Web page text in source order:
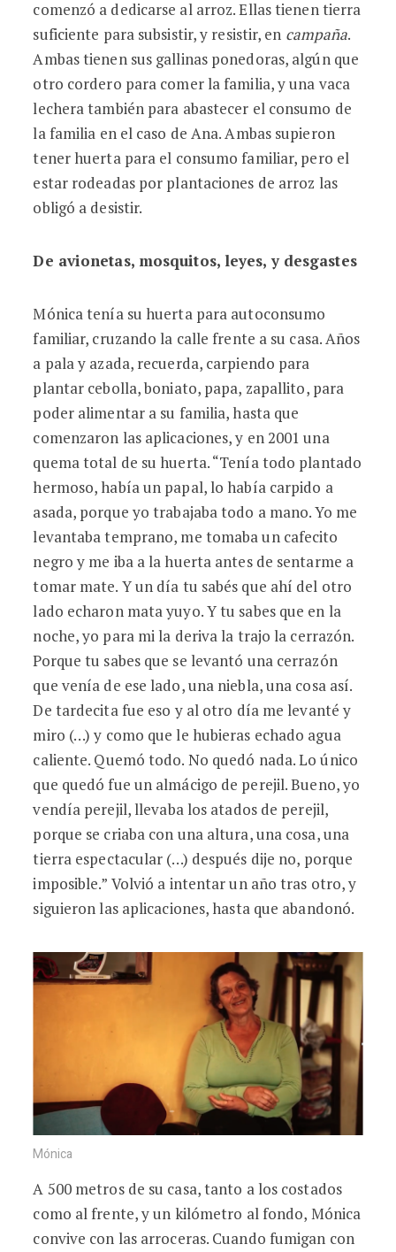
comenzó a dedicarse al arroz. Ellas tienen tierra
suficiente para subsistir, y resistir, en campaña.
Ambas tienen sus gallinas ponedoras, algún que
otro cordero para comer la familia, y una vaca
lechera también para abastecer el consumo de
la familia en el caso de Ana. Ambas supieron
tener huerta para el consumo familiar, pero el
estar rodeadas por plantaciones de arroz las
obligó a desistir.
De avionetas, mosquitos, leyes, y desgastes
Mónica tenía su huerta para autoconsumo
familiar, cruzando la calle frente a su casa. Años
a pala y azada, recuerda, carpiendo para
plantar cebolla, boniato, papa, zapallito, para
poder alimentar a su familia, hasta que
comenzaron las aplicaciones, y en 2001 una
quema total de su huerta. “Tenía todo plantado
hermoso, había un papal, lo había carpido a
asada, porque yo trabajaba todo a mano. Yo me
levantaba temprano, me tomaba un cafecito
negro y me iba a la huerta antes de sentarme a
tomar mate. Y un día tu sabés que ahí del otro
lado echaron mata yuyo. Y tu sabes que en la
noche, yo para mi la deriva la trajo la cerrazón.
Porque tu sabes que se levantó una cerrazón
que venía de ese lado, una niebla, una cosa así.
De tardecita fue eso y al otro día me levanté y
miro (…) y como que le hubieras echado agua
caliente. Quemó todo. No quedó nada. Lo único
que quedó fue un almácigo de perejil. Bueno, yo
vendía perejil, llevaba los atados de perejil,
porque se criaba con una altura, una cosa, una
tierra espectacular (…) después dije no, porque
imposible.” Volvió a intentar un año tras otro, y
siguieron las aplicaciones, hasta que abandonó.
Mónica
A 500 metros de su casa, tanto a los costados
como al frente, y un kilómetro al fondo, Mónica
convive con las arroceras. Cuando fumigan con